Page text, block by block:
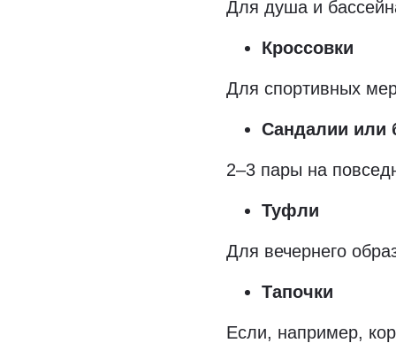
Для душа и
Кроссовки
Для спортивных
Сандалии или
2–3 пары на
Туфли
Для вечернего
Тапочки
Если, например,